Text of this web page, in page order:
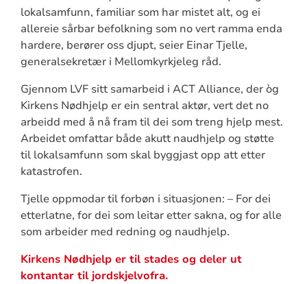
lokalsamfunn, familiar som har mistet alt, og ei
allereie sårbar befolkning som no vert ramma enda
hardere, berører oss djupt, seier Einar Tjelle,
generalsekretær i Mellomkyrkjeleg råd.
Gjennom LVF sitt samarbeid i ACT Alliance, der òg
Kirkens Nødhjelp er ein sentral aktør, vert det no
arbeidd med å nå fram til dei som treng hjelp mest.
Arbeidet omfattar både akutt naudhjelp og støtte
til lokalsamfunn som skal byggjast opp att etter
katastrofen.
Tjelle oppmodar til forbøn i situasjonen: – For dei
etterlatne, for dei som leitar etter sakna, og for alle
som arbeider med redning og naudhjelp.
Kirkens Nødhjelp er til stades og deler ut
kontantar til jordskjelvofra.